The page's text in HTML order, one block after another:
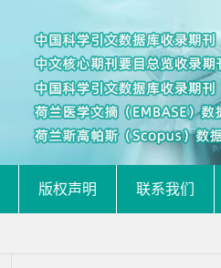
版权声明 联系我们